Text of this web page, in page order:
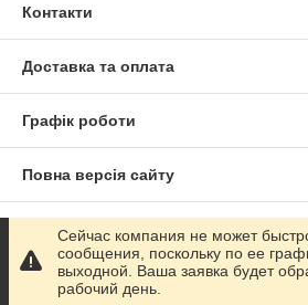
Контакти
Доставка та оплата
Графік роботи
Повна версія сайту
Сайт створено на маркетплейсі
Політика конфіденційності
Сейчас компания не может
сообщения, поскольку по ее
выходной. Ваша заявка будет
рабочий день.